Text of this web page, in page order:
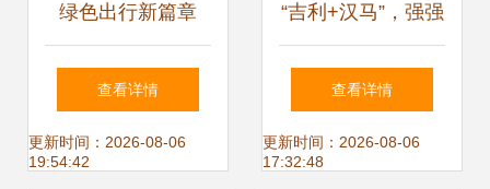
绿色出行新篇章
2019南京第三十七
届国际电动车展览
查看详情
更新时间：2026-08-06
19:54:42
“吉利+汉马”，强强
联合，引领电动自
行车“换道超车”新
查看详情
更新时间：2026-08-06
17:32:48